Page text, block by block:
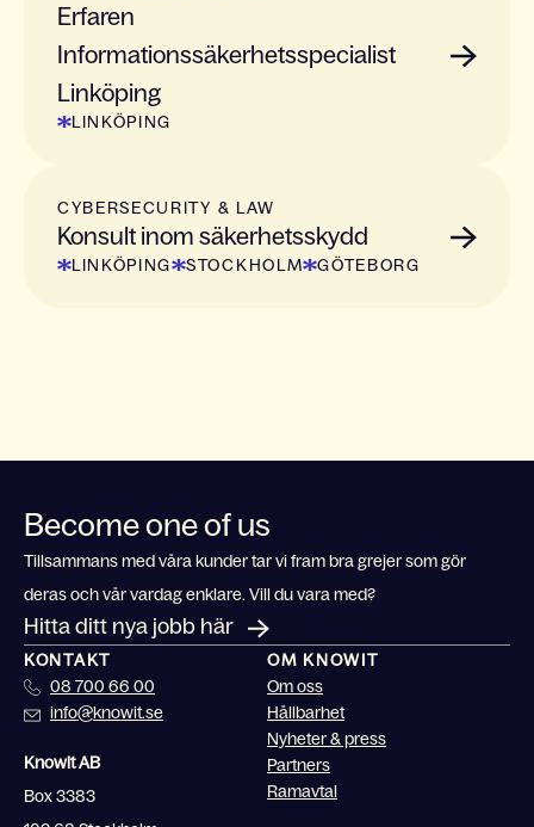
Erfaren
Informationssäkerhetsspecialist
Linköping
LINKÖPING
CYBERSECURITY & LAW
Konsult inom säkerhetsskydd
LINKÖPING STOCKHOLM GÖTEBORG
Become one of us
Tillsammans med våra kunder tar vi fram bra grejer som gör
deras och vår vardag enklare. Vill du vara med?
Hitta ditt nya jobb här
KONTAKT
08 700 66 00
info@knowit.se
Knowit AB
Box 3383
OM KNOWIT
Om oss
Hållbarhet
Nyheter & press
Partners
Ramavtal